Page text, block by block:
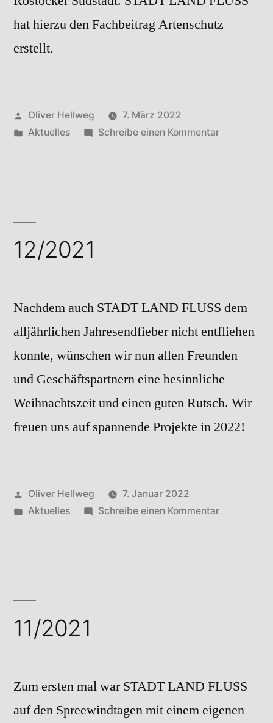
hat hierzu den Fachbeitrag Artenschutz
erstellt.
Veröffentlicht
von
Oliver Hellweg
7. März 2022
Veröffentlicht
Aktuelles Schreibe einen Kommentarzu
12/2021
Nachdem auch STADT LAND FLUSS dem
alljährlichen Jahresendfieber nicht entfliehen
konnte, wünschen wir nun allen Freunden
und Geschäftspartnern eine besinnliche
Weihnachtszeit und einen guten Rutsch. Wir
freuen uns auf spannende Projekte in 2022!
Veröffentlicht
von
Oliver Hellweg
7. Januar 2022
Veröffentlicht
Aktuelles Schreibe einen Kommentarzu
11/2021
Zum ersten mal war STADT LAND FLUSS
auf den Spreewindtagen mit einem eigenen